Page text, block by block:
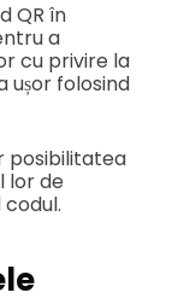
QR în
a
cu privire la
ușor folosind
posibilitatea
lor de